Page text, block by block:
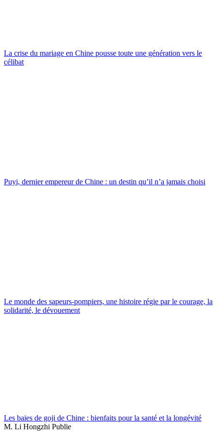
La crise du mariage en Chine pousse toute une génération vers le
célibat
Puyi, dernier empereur de Chine : un destin qu’il n’a jamais choisi
Le monde des sapeurs-pompiers, une histoire régie par le courage, la
solidarité, le dévouement
Les baies de goji de Chine : bienfaits pour la santé et la longévité
M. Li Hongzhi Publie